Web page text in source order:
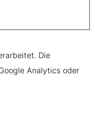
Die
Analytics oder